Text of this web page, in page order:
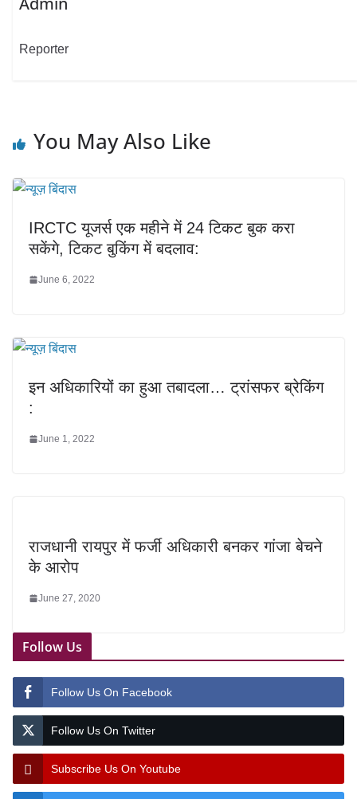
Reporter
You May Also Like
IRCTC यूजर्स एक महीने में 24 टिकट बुक करा
सकेंगे, टिकट बुकिंग में बदलाव:
June 6, 2022
इन अधिकारियों का हुआ तबादला… ट्रांसफर ब्रेकिंग
:
June 1, 2022
राजधानी रायपुर में फर्जी अधिकारी बनकर गांजा बेचने
के आरोप
June 27, 2020
Follow Us
Follow Us On Facebook
Follow Us On Twitter
Subscribe Us On Youtube